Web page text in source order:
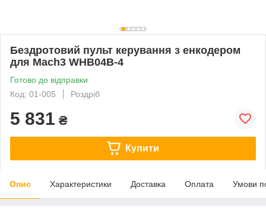
Бездротовий пульт керування з енкодером
для Mach3 WHB04B-4
Готово до відправки
Код: 01-005
Роздріб
5 831 ₴
Купити
Опис Характеристики Доставка Оплата Умови